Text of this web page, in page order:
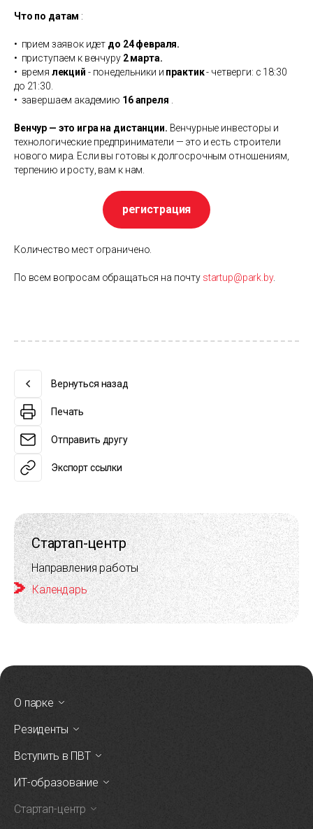
Стартап-центр
Направления работы
Календарь
Что по датам :
• прием заявок идет до 24 февраля.
• приступаем к венчуру 2 марта.
• время лекций - понедельники и практик- четверги: с 18:30
до 21:30.
• завершаем академию 16 апреля
Венчур — это игра на дистанции. Венчурные инвесторы и
технологические предприниматели — это и есть строители
нового мира. Если вы готовы к долгосрочным отношениям,
терпению и росту, вам к нам.
регистрация
Количество мест ограничено.
По всем вопросам обращаться на почту startup@park.by.
Вернуться назад
Печать
Отправить другу
Экспорт ссылки
О парке
Резиденты
Вступить в ПВТ
ИТ-образование
Стартап-центр